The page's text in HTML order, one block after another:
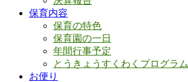
保育内容
保育の特色
保育園の一日
年間行事予定
とうきょうすくわくプログラム
お便り